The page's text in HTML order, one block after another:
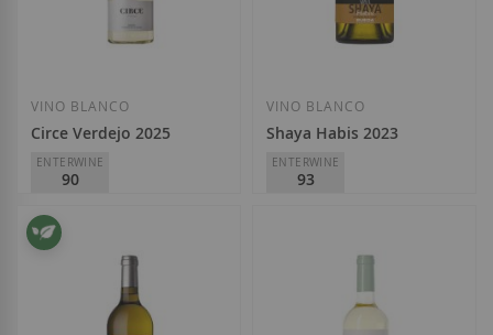
Añadir a la Lista de Deseos Añadir a la Lista
VINO BLANCO
Circe Verdejo 2025
ENTERWINE
90
Avelino Vegas Bodegas
D.O.
VINO BLANCO
Shaya Habis 2023
ENTERWINE
93